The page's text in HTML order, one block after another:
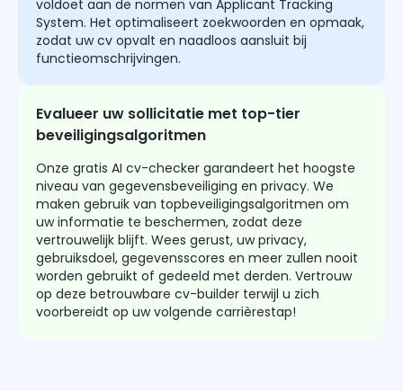
voldoet aan de normen van Applicant Tracking
System. Het optimaliseert zoekwoorden en opmaak,
zodat uw cv opvalt en naadloos aansluit bij
functieomschrijvingen.
Evalueer uw sollicitatie met top-tier
beveiligingsalgoritmen
Onze gratis AI cv-checker garandeert het hoogste
niveau van gegevensbeveiliging en privacy. We
maken gebruik van topbeveiligingsalgoritmen om
uw informatie te beschermen, zodat deze
vertrouwelijk blijft. Wees gerust, uw privacy,
gebruiksdoel, gegevensscores en meer zullen nooit
worden gebruikt of gedeeld met derden. Vertrouw
op deze betrouwbare cv-builder terwijl u zich
voorbereidt op uw volgende carrièrestap!